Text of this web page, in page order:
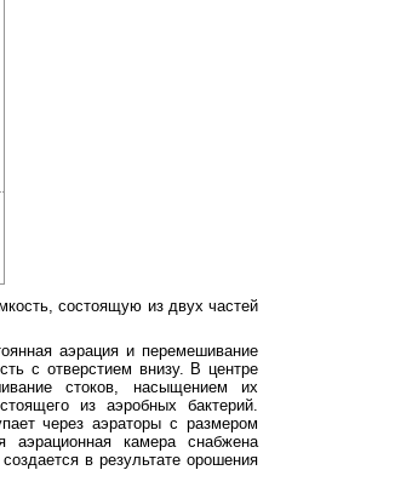
состоящую из двух частей
аэрация и перемешивание
с отверстием внизу. В центре
стоков, насыщением их
из аэробных бактерий.
через аэраторы с размером
камера снабжена
в результате орошения